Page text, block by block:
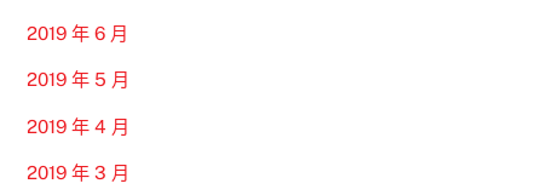
2019 年 6 月
2019 年 5 月
2019 年 4 月
2019 年 3 月